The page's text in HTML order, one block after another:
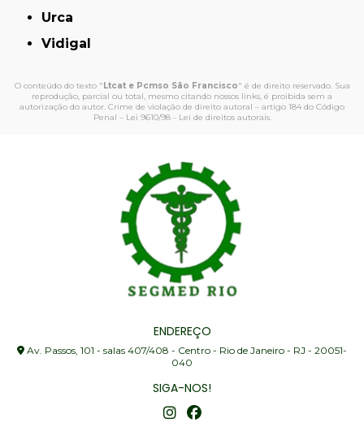
Urca
Vidigal
O conteúdo do texto "Ltcat e Pcmso São Francisco" é de direito reservado. Sua
reprodução, parcial ou total, mesmo citando nossos links, é proibida sem a
autorização do autor. Crime de violação de direito autoral – artigo 184 do Código
Penal – Lei 9610/98 - Lei de direitos autorais.
ENDEREÇO
Av. Passos, 101 - salas 407/408 - Centro - Rio de Janeiro - RJ - 20051-
040
SIGA-NOS!